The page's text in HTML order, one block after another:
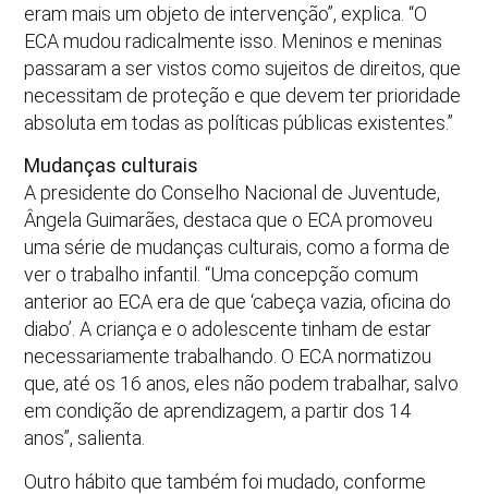
eram mais um objeto de intervenção”, explica. “O
ECA mudou radicalmente isso. Meninos e meninas
passaram a ser vistos como sujeitos de direitos, que
necessitam de proteção e que devem ter prioridade
absoluta em todas as políticas públicas existentes.”
Mudanças culturais
A presidente do Conselho Nacional de Juventude,
Ângela Guimarães, destaca que o ECA promoveu
uma série de mudanças culturais, como a forma de
ver o trabalho infantil. “Uma concepção comum
anterior ao ECA era de que ‘cabeça vazia, oficina do
diabo’. A criança e o adolescente tinham de estar
necessariamente trabalhando. O ECA normatizou
que, até os 16 anos, eles não podem trabalhar, salvo
em condição de aprendizagem, a partir dos 14
anos”, salienta.
Outro hábito que também foi mudado, conforme